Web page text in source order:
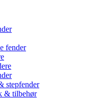
fender
stepfender
& tilbehør